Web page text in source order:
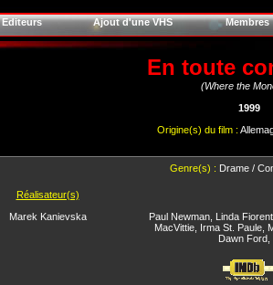
Editeurs Ajout d'une VHS Membres
En toute
(Where the
1999
Origine(s) du film :
Genre(s) : Drame /
Réalisateur(s)
Marek Kanievska
Paul Newman, Linda
MacVittie, Irma St. Paule,
Dawn Ford